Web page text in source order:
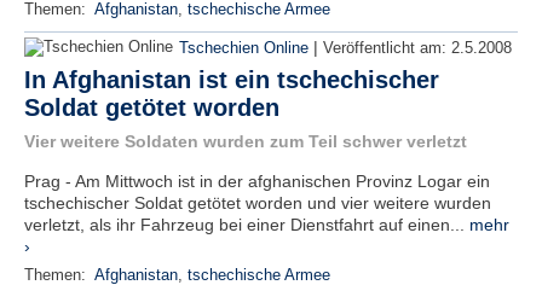
Themen: Afghanistan, tschechische Armee
Tschechien Online | Veröffentlicht am: 2.5.2008
In Afghanistan ist ein tschechischer
Soldat getötet worden
Vier weitere Soldaten wurden zum Teil schwer verletzt
Prag - Am Mittwoch ist in der afghanischen Provinz Logar ein
tschechischer Soldat getötet worden und vier weitere wurden
verletzt, als ihr Fahrzeug bei einer Dienstfahrt auf einen... mehr
›
Themen: Afghanistan, tschechische Armee